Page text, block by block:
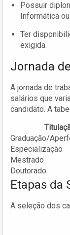
Possuir
Informática
Ter
exigida.
Jornada
A jornada de
salários que
candidato. A
Graduação/
Especialização
Mestrado
Doutorado
Etapas da
A seleção dos